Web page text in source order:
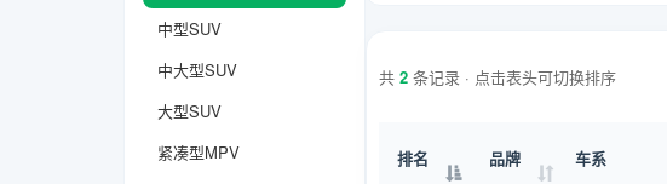
中型SUV
中大型SUV
大型SUV
紧凑型MPV
共 2 条记录 · 点击表头可切换排序
排名 品牌 车系